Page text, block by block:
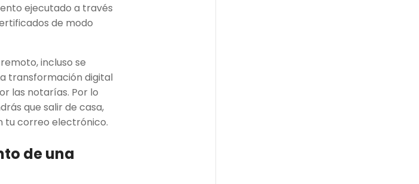
ejecutado a través
de modo
incluso se
transformación digital
las notarías. Por lo
que salir de casa,
tu correo electrónico.
de una